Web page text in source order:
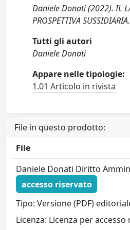
Daniele Donati (2022). IL
PROSPETTIVA
Tutti gli autori
Daniele Donati
Appare nelle tipologie:
1.01 Articolo in rivista
File in questo prodotto:
File
Daniele Donati Diritto
accesso riservato
Tipo: Versione (PDF)
Licenza: Licenza per